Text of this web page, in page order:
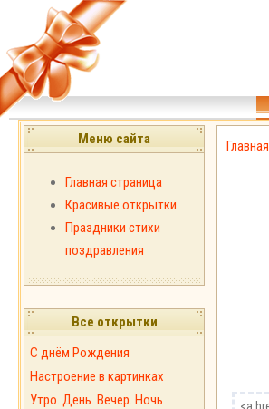
Меню сайта
Главная страница
Красивые открытки
Праздники стихи
поздравления
Все открытки
С днём Рождения
Настроение в картинках
Утро. День. Вечер. Ночь
Главная